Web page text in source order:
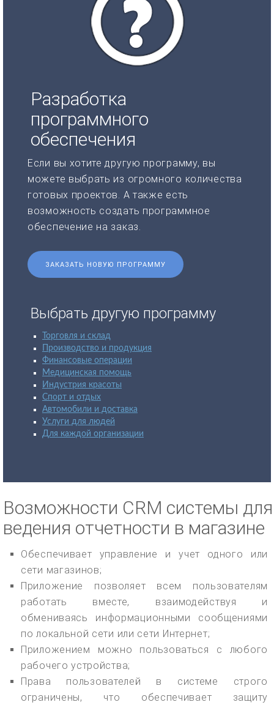
Разработка
программного
обеспечения
Если вы хотите другую программу, вы
можете выбрать из огромного количества
готовых проектов. А также есть
возможность создать программное
обеспечение на заказ.
ЗАКАЗАТЬ НОВУЮ ПРОГРАММУ
Выбрать другую программу
Торговля и склад
Производство и продукция
Финансовые операции
Медицинская помощь
Индустрия красоты
Спорт и отдых
Автомобили и доставка
Услуги для людей
Для каждой организации
Возможности CRM системы для
ведения отчетности в магазине
Обеспечивает управление и учет одного или
сети магазинов;
Приложение позволяет всем пользователям
работать вместе, взаимодействуя и
обмениваясь информационными сообщениями
по локальной сети или сети Интернет;
Приложением можно пользоваться с любого
рабочего устройства;
Права пользователей в системе строго
ограничены, что обеспечивает защиту